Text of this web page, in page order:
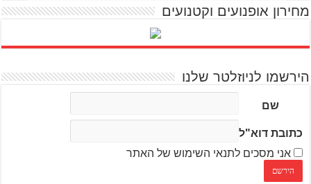
מחירון אופנועים וקטנועים
הירשמו לניוזלטר שלנו
שם
כתובת דוא"ל
אני מסכים לתנאי השימוש של האתר